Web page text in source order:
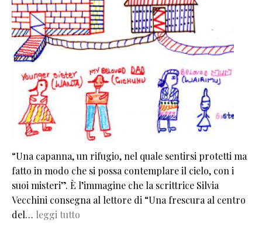
“Una capanna, un rifugio, nel quale sentirsi protetti ma
fatto in modo che si possa contemplare il cielo, con i
suoi misteri”. È l’immagine che la scrittrice Silvia
Vecchini consegna al lettore di “Una frescura al centro
del… leggi tutto